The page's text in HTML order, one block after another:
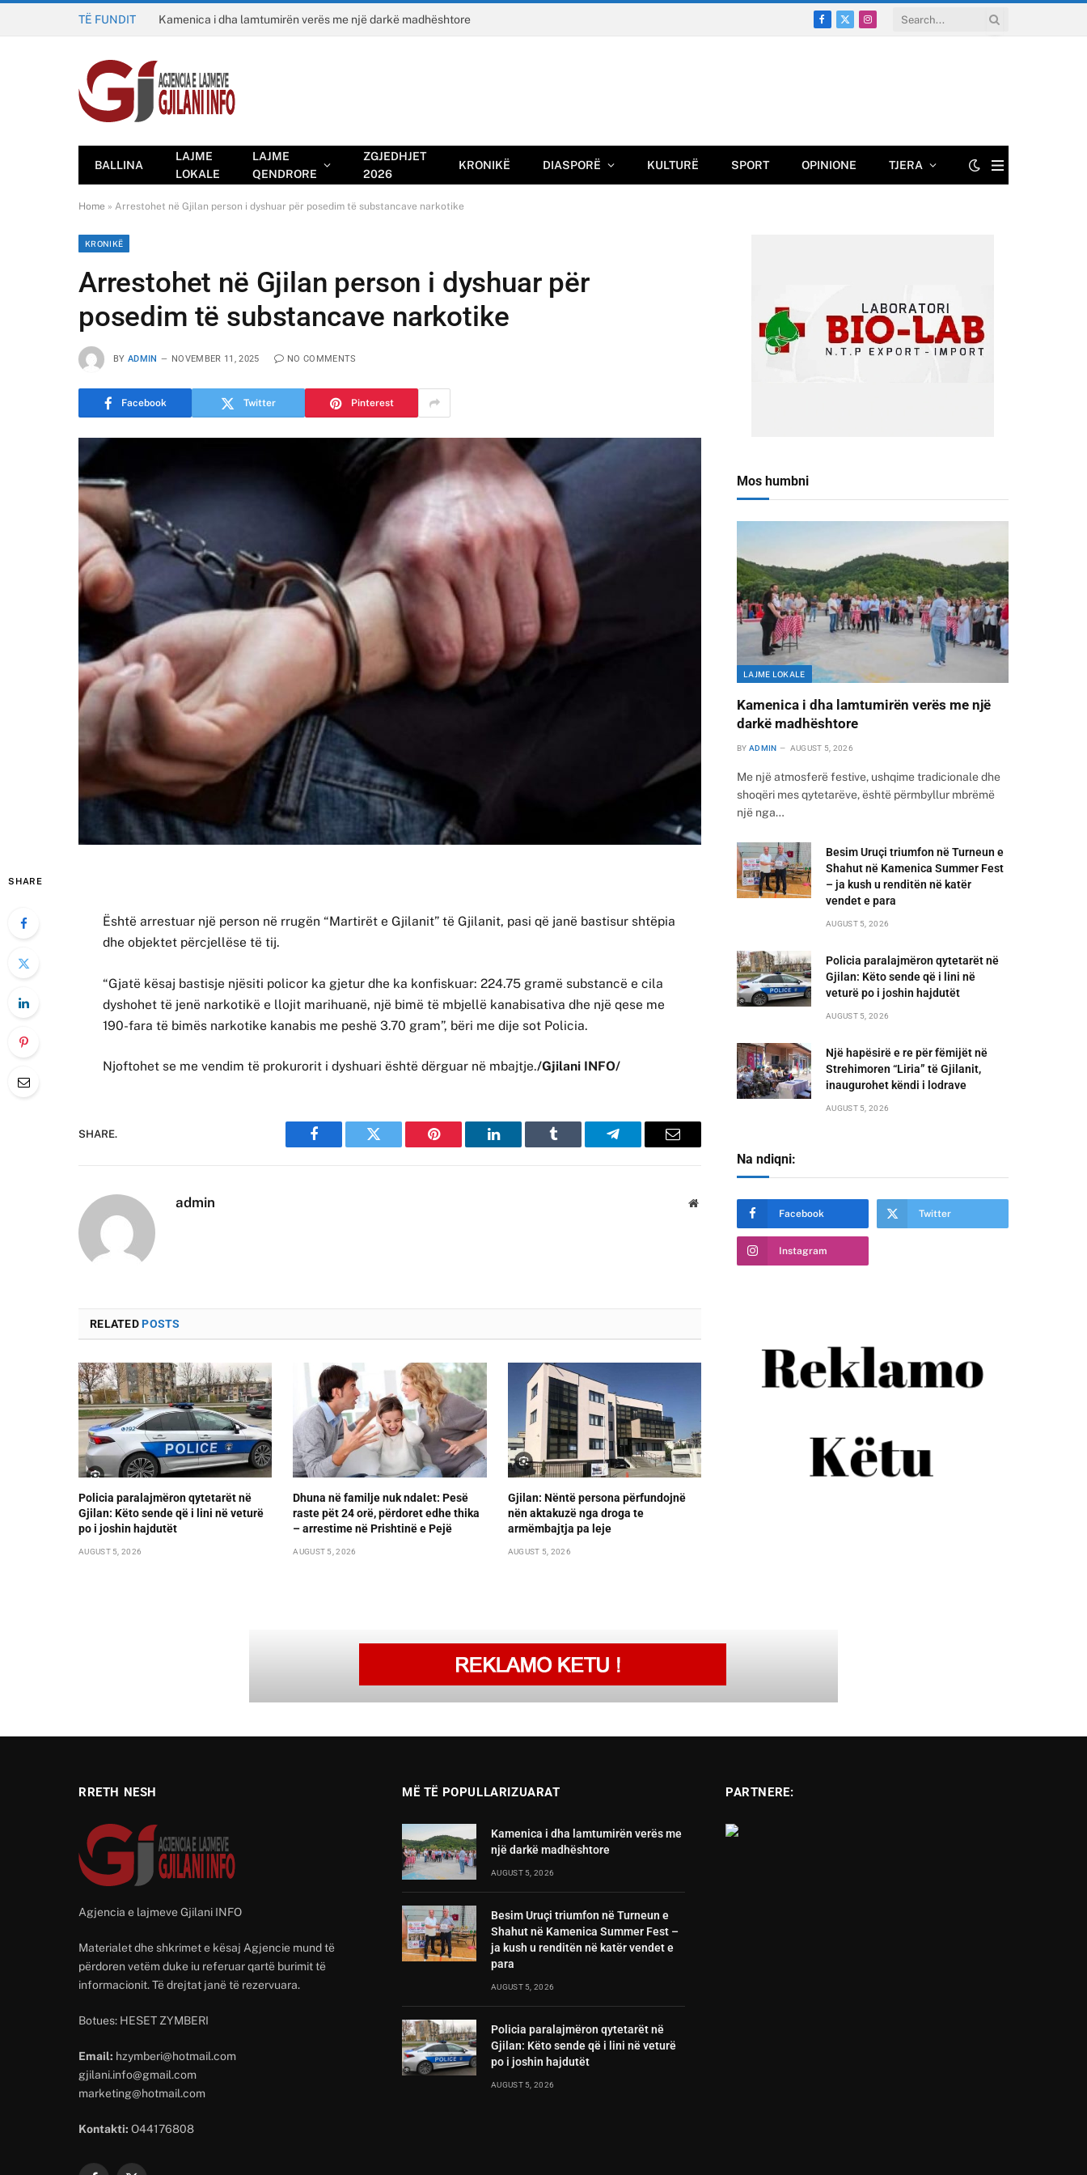
TË FUNDIT Kamenica i dha lamtumirën verës me një darkë madhështore
Facebook
X
Instagram
BALLINA
LAJME
LOKALE
LAJME
QENDRORE
ZGJEDHJET
2026
KRONIKË DIASPORË KULTURË SPORT OPINIONE TJERA
Home » Arrestohet në Gjilan person i dyshuar për posedim të substancave narkotike
KRONIKË
Arrestohet në Gjilan person i dyshuar për
posedim të substancave narkotike
BY ADMIN NOVEMBER 11, 2025 NO COMMENTS
Facebook Twitter Pinterest
SHARE
Është arrestuar një person në rrugën “Martirët e Gjilanit” të Gjilanit, pasi që janë bastisur shtëpia
dhe objektet përcjellëse të tij.
“Gjatë kësaj bastisje njësiti policor ka gjetur dhe ka konfiskuar: 224.75 gramë substancë e cila
dyshohet të jenë narkotikë e llojit marihuanë, një bimë të mbjellë kanabisativa dhe një qese me
190-fara të bimës narkotike kanabis me peshë 3.70 gram”, bëri me dije sot Policia.
Njoftohet se me vendim të prokurorit i dyshuari është dërguar në mbajtje./Gjilani INFO/
SHARE.
Facebook Twitter Pinterest LinkedIn Tumblr Telegram Email
admin Website
RELATEDPOSTS
Policia paralajmëron qytetarët në
Gjilan: Këto sende që i lini në veturë
po i joshin hajdutët
AUGUST 5, 2026
Dhuna në familje nuk ndalet: Pesë
raste pët 24 orë, përdoret edhe thika
– arrestime në Prishtinë e Pejë
AUGUST 5, 2026
Gjilan: Nëntë persona përfundojnë
nën aktakuzë nga droga te
armëmbajtja pa leje
AUGUST 5, 2026
Mos humbni
LAJME LOKALE
Kamenica i dha lamtumirën verës me një
darkë madhështore
BY ADMIN AUGUST 5, 2026
Me një atmosferë festive, ushqime tradicionale dhe
shoqëri mes qytetarëve, është përmbyllur mbrëmë
një nga…
Besim Uruçi triumfon në Turneun e
Shahut në Kamenica Summer Fest
– ja kush u renditën në katër
vendet e para
AUGUST 5, 2026
Policia paralajmëron qytetarët në
Gjilan: Këto sende që i lini në
veturë po i joshin hajdutët
AUGUST 5, 2026
Një hapësirë e re për fëmijët në
Strehimoren “Liria” të Gjilanit,
inaugurohet këndi i lodrave
AUGUST 5, 2026
Na ndiqni:
Facebook Twitter
Instagram
RRETH NESH
Agjencia e lajmeve Gjilani INFO
Materialet dhe shkrimet e kësaj Agjencie mund të
përdoren vetëm duke iu referuar qartë burimit të
informacionit. Të drejtat janë të rezervuara.
Botues: HESET ZYMBERI
Email: hzymberi@hotmail.com
gjilani.info@gmail.com
marketing@hotmail.com
Kontakti: O44176808
MË TË POPULLARIZUARAT
Kamenica i dha lamtumirën verës me
një darkë madhështore
AUGUST 5, 2026
Besim Uruçi triumfon në Turneun e
Shahut në Kamenica Summer Fest –
ja kush u renditën në katër vendet e
para
AUGUST 5, 2026
Policia paralajmëron qytetarët në
Gjilan: Këto sende që i lini në veturë
po i joshin hajdutët
AUGUST 5, 2026
PARTNERE: